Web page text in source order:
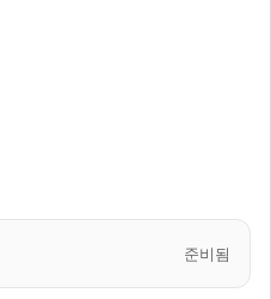
준비됨